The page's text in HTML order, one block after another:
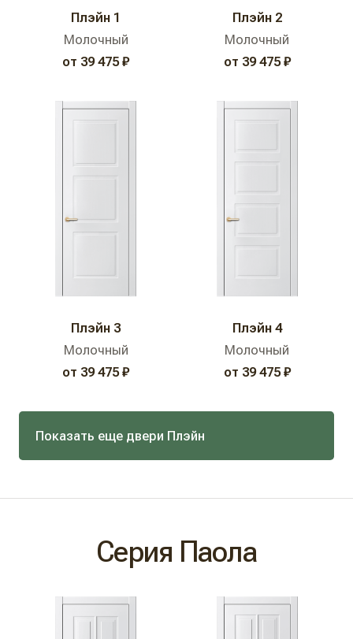
Плэйн 1
Молочный
от 39 475 ₽
Плэйн 2
Молочный
от 39 475 ₽
Плэйн 3
Молочный
от 39 475 ₽
Плэйн 4
Молочный
от 39 475 ₽
Показать еще двери Плэйн
Серия Паола